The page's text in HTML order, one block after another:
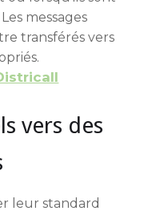
messages
transférés vers
vers des
leur standard